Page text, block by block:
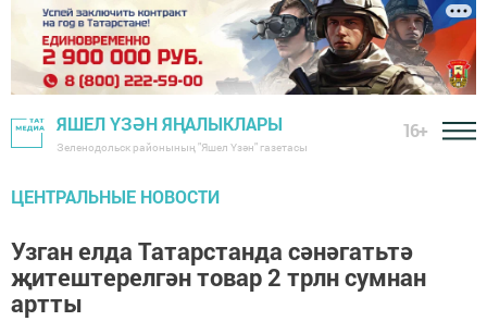
ЯШЕЛ ҮЗӘН ЯҢАЛЫКЛАРЫ
Зеленодольск районының "Яшел Үзән" газетасы
16+
ЦЕНТРАЛЬНЫЕ НОВОСТИ
Узган елда Татарстанда сәнәгатьтә
җитештерелгән товар 2 трлн сумнан
артты